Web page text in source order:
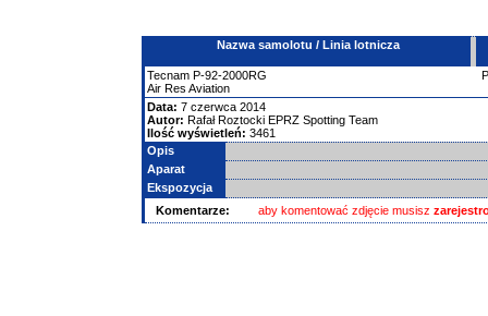
Nazwa samolotu / Linia lotnicza
Tecnam P-92-2000RG
Air Res Aviation
Data: 7 czerwca 2014
Autor: Rafał Roztocki EPRZ Spotting Team
Ilość wyświetleń: 3461
Opis
Aparat
Ekspozycja
Komentarze:
aby komentować zdjęcie musisz